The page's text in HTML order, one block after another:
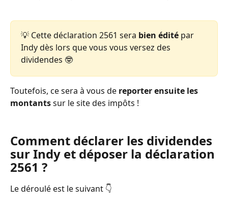
💡 Cette déclaration 2561 sera bien édité par
Indy dès lors que vous vous versez des
dividendes 🤓
Toutefois, ce sera à vous de reporterensuite les
montants sur le site des impôts !
Comment déclarer les dividendes
sur Indy et déposer la déclaration
2561 ?
Le déroulé est le suivant 👇